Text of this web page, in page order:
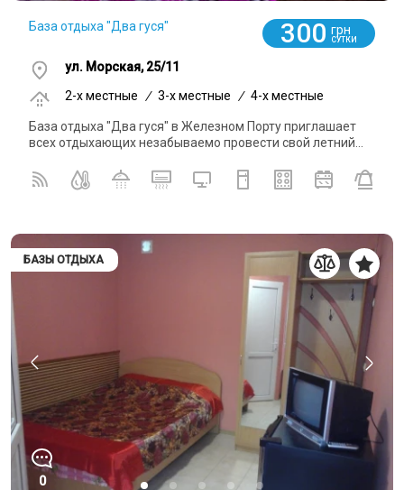
База отдыха "Два гуся" 300 грн
СУТКИ
ул. Морская, 25/11
2-x местные
/ 3-x местные / 4-x местные
База отдыха "Два гуся" в Железном Порту приглашает
всех отдыхающих незабываемо провести свой летний...
БАЗЫ ОТДЫХА
0